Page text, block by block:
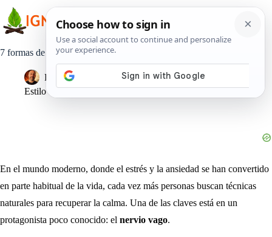
contenido
7 formas de activar tu modo calma: el poder del nervio vago
Pedro Lisperguer
24 septiembre, 2025
Estilo de Vida
En el mundo moderno, donde el estrés y la ansiedad se han convertido
en parte habitual de la vida, cada vez más personas buscan técnicas
naturales para recuperar la calma. Una de las claves está en un
protagonista poco conocido: el nervio vago.